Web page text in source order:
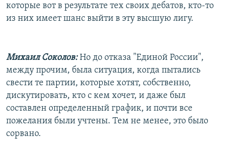
которые вот в результате тех своих дебатов, кто-то
из них имеет шанс выйти в эту высшую лигу.
Михаил Соколов:Но до отказа "Единой России",
между прочим, была ситуация, когда пытались
свести те партии, которые хотят, собственно,
дискутировать, кто с кем хочет, и даже был
составлен определенный график, и почти все
пожелания были учтены. Тем не менее, это было
сорвано.